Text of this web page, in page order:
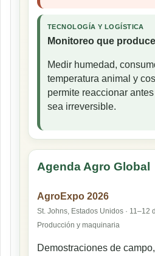
TECNOLOGÍA Y LOGÍSTICA
Monitoreo que
Medir humedad,
temperatura animal y
permite reaccionar
sea irreversible.
Agenda Agro Global
AgroExpo 2026
St. Johns, Estados Unidos · 11–12
Producción y maquinaria
Demostraciones de